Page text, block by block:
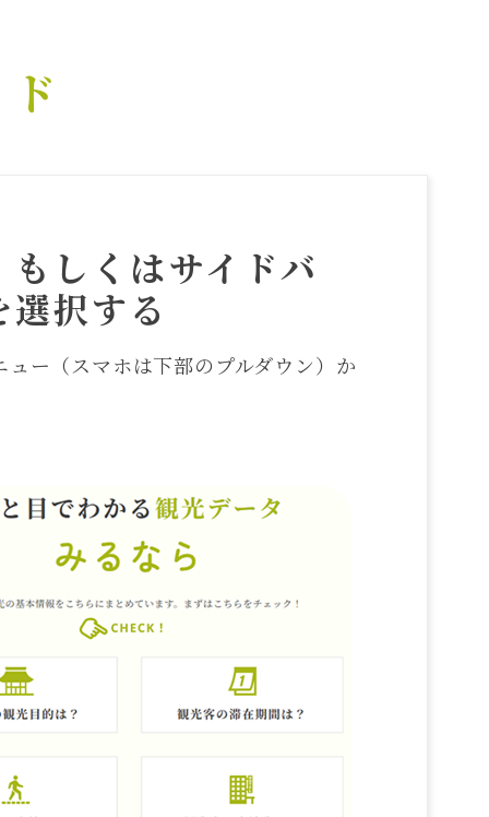
もしくはサイドバ
択する
ー（スマホは下部のプルダウン）か